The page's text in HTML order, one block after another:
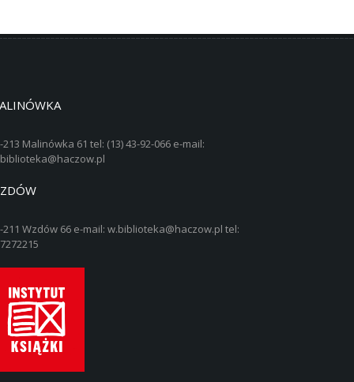
213 Malinówka 61 tel: (13) 43-92-066 e-mail:
211 Wzdów 66 e-mail: w.biblioteka@haczow.pl tel: